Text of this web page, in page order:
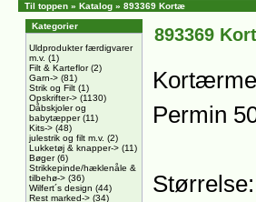
Til toppen » Katalog » 893369 Kortæ
Kategorier
Uldprodukter færdigvarer
m.v. (1)
Filt & Karteflor(2)
Garn-> (81)
Strik og Filt (1)
Opskrifter-> (1130)
Dåbskjoler og
babytæpper(11)
Kits-> (48)
julestrik og filt m.v. (2)
Lukketøj & knapper-> (11)
Bøger(6)
Strikkepinde/hæklenåle &
tilbehø-> (36)
Wilfert´s design (44)
Rest marked-> (34)
893369
Permin